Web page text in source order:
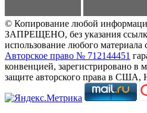
© Копирование любой
ЗАПРЕЩЕНО, без указания
использование любого материала
Авторское право № 712144451
конвенцией, зарегистрировано
защите авторского права в США,